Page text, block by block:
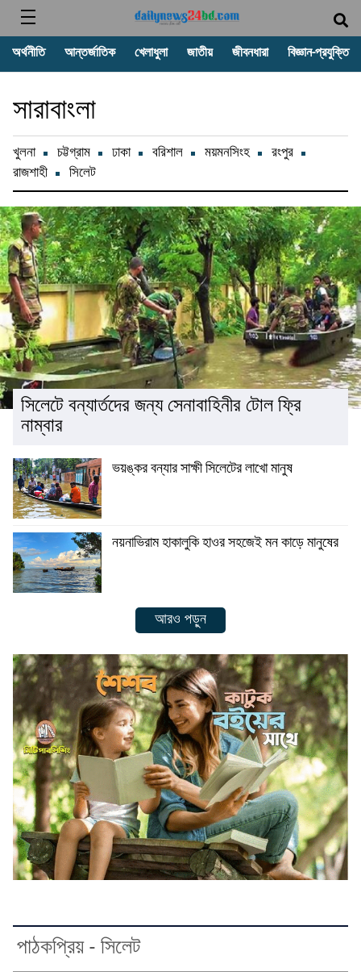
অর্থনীতি আন্তর্জাতিক খেলাধুলা জাতীয় জীবনধারা বিজ্ঞান-প্রযুক্তি
সারাবাংলা
খুলনা চট্টগ্রাম ঢাকা বরিশাল ময়মনসিংহ
রংপুর
রাজশাহী
সিলেট
সিলেটে বন্যার্তদের জন্য সেনাবাহিনীর টোল ফ্রি
নাম্বার
ভয়ঙ্কর বন্যার সাক্ষী সিলেটের লাখো মানুষ
নয়নাভিরাম হাকালুকি হাওর সহজেই মন কাড়ে মানুষের
আরও পড়ুন
পাঠকপ্রিয় - সিলেট